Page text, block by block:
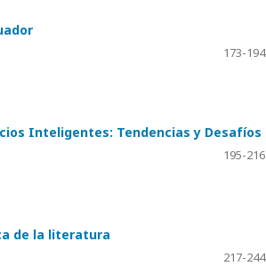
173-194
Inteligentes: Tendencias y Desafíos
195-216
de la literatura
217-244